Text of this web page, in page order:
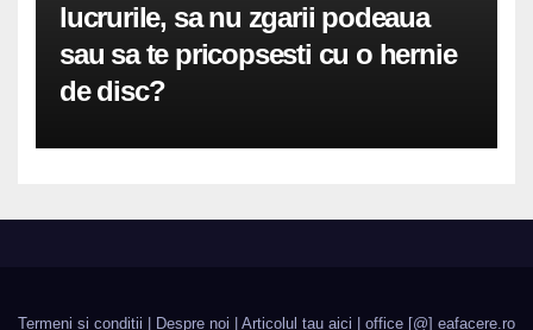
lucrurile, sa nu zgarii podeaua
sau sa te pricopsesti cu o hernie
de disc?
Termeni si conditii Despre noi Articolul tau aici | office [@] eafacere.ro